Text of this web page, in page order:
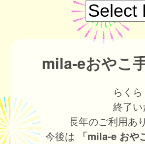
mila-eおやこ
らく
終了い
長年のご利用あ
今後は
「mila-e おや